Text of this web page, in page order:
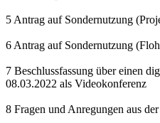
5 Antrag auf Sondernutzung
6 Antrag auf Sondernutzung
7 Beschlussfassung über einen
08.03.2022 als Videokonferenz
8 Fragen und Anregungen aus